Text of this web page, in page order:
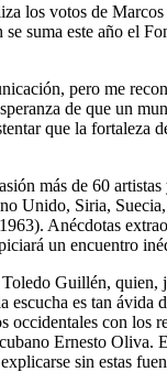
los votos de
suma este año el
pero me
de que un
que la fortaleza
más de 60
Unido, Siria,
Anécdotas
un encuentro
Guillén,
es tan ávida
occidentales con los
Ernesto Oliva.
sin estas